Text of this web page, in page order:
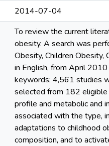
2014-07-04
To review the current
obesity. A search was
Obesity, Children Obesity,
in English, from April
keywords; 4,561 studies
selected from 182 eligible
profile and metabolic and
associated with the type,
adaptations to childhood
composition, and to